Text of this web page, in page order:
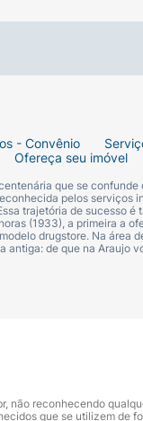
- Convênio
Ofereça seu imóvel
que se
pelos serviços
trajetória de sucesso é
(1933), a primeira a
drugstore. Na área
antiga: de que na Araujo
não reconhecendo
que se utilizem de